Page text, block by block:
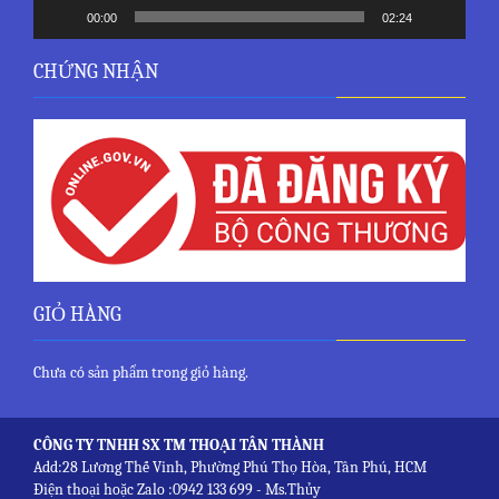
00:00 02:24
CHỨNG NHẬN
GIỎ HÀNG
Chưa có sản phẩm trong giỏ hàng.
CÔNG TY TNHH SX TM THOẠI TÂN THÀNH
Add:28 Lương Thế Vinh, Phường Phú Thọ Hòa, Tân Phú, HCM
Điện thoại hoặc Zalo :0942 133 699 - Ms.Thủy